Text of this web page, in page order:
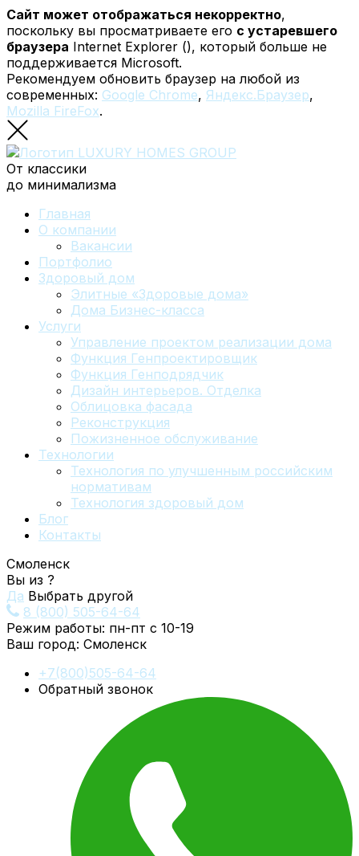
Сайт может отображаться некорректно,
поскольку вы просматриваете его с устаревшего
браузера Internet Explorer (), который больше не
поддерживается Microsoft.
Рекомендуем обновить браузер на любой из
современных: Google Chrome, Яндекс.Браузер,
Mozilla FireFox.
От классики
до минимализма
Главная
О компании
Вакансии
Портфолио
Здоровый дом
Элитные «Здоровые дома»
Дома Бизнес-класса
Услуги
Управление проектом реализации дома
Функция Генпроектировщик
Функция Генподрядчик
Дизайн интерьеров. Отделка
Облицовка фасада
Реконструкция
Пожизненное обслуживание
Технологии
Технология по улучшенным российским
нормативам
Технология здоровый дом
Блог
Контакты
Смоленск
Вы из ?
Да Выбрать другой
8 (800) 505-64-64
Режим работы: пн-пт с 10-19
Ваш город: Смоленск
+7(800)505-64-64
Обратный звонок